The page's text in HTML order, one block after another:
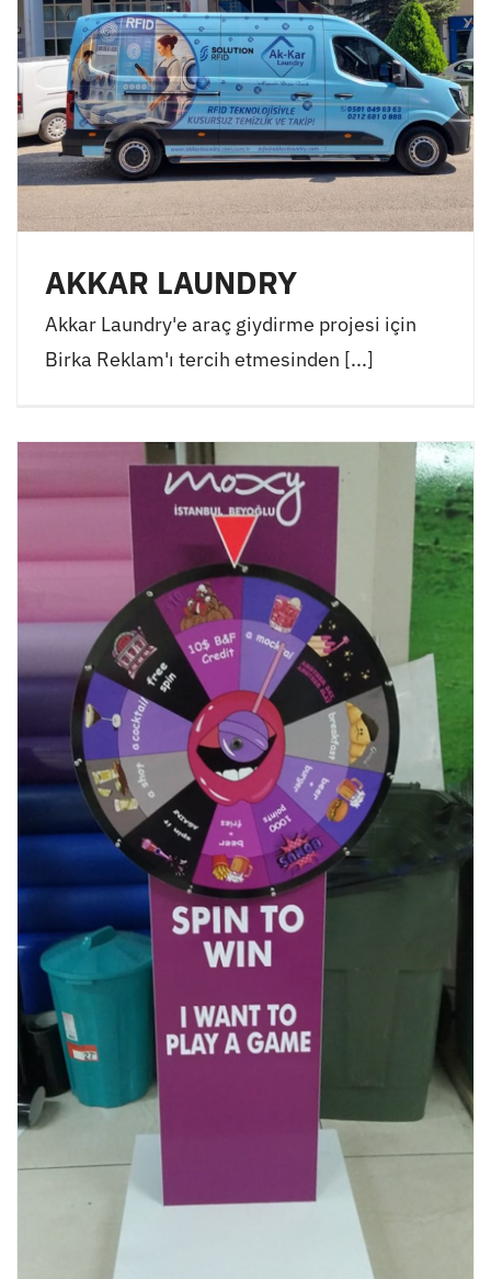
AKKAR LAUNDRY
Akkar Laundry'e araç giydirme projesi için
Birka Reklam'ı tercih etmesinden [...]